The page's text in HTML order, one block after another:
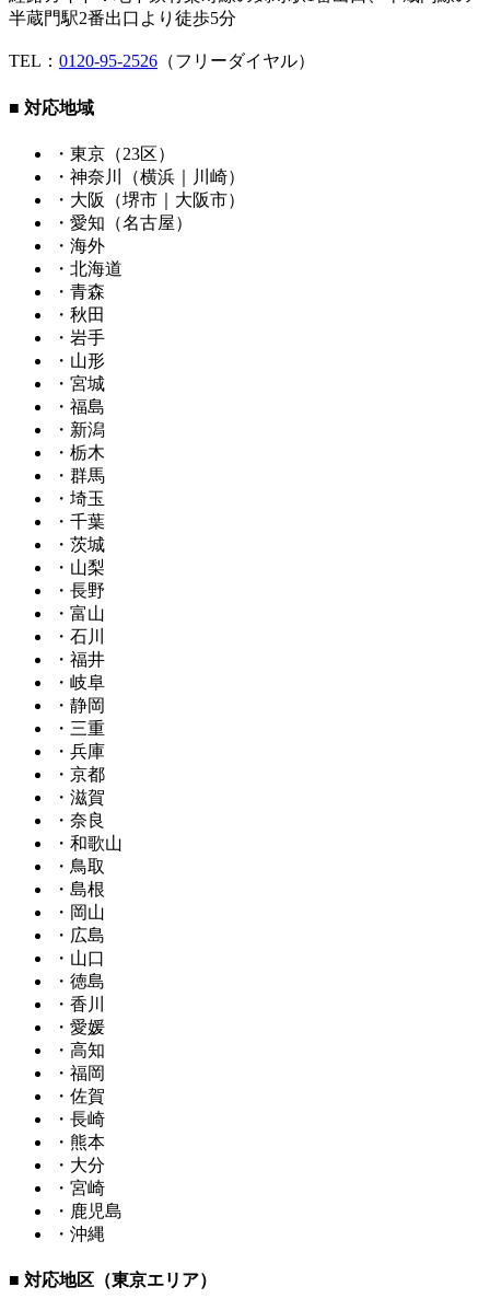
半蔵門駅2番出口より徒歩5分
TEL： 0120-95-2526 （フリーダイヤル）
■ 対応地域
・東京（23区）
・神奈川（横浜｜川崎）
・大阪（堺市｜大阪市）
・愛知（名古屋）
・海外
・北海道
・青森
・秋田
・岩手
・山形
・宮城
・福島
・新潟
・栃木
・群馬
・埼玉
・千葉
・茨城
・山梨
・長野
・富山
・石川
・福井
・岐阜
・静岡
・三重
・兵庫
・京都
・滋賀
・奈良
・和歌山
・鳥取
・島根
・岡山
・広島
・山口
・徳島
・香川
・愛媛
・高知
・福岡
・佐賀
・長崎
・熊本
・大分
・宮崎
・鹿児島
・沖縄
■ 対応地区（東京エリア）